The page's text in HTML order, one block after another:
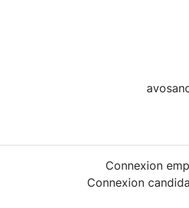
Connexion
Connexion